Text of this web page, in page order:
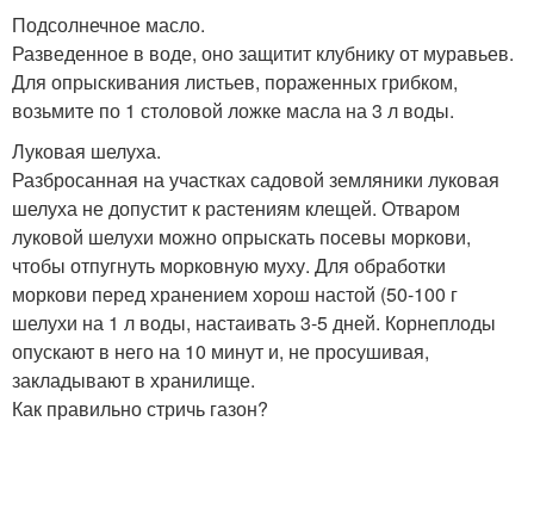
Подсолнечное масло.
Разведенное в воде, оно защитит клубнику от муравьев.
Для опрыскивания листьев, пораженных грибком,
возьмите по 1 столовой ложке масла на 3 л воды.
Луковая шелуха.
Разбросанная на участках садовой земляники луковая
шелуха не допустит к растениям клещей. Отваром
луковой шелухи можно опрыскать посевы моркови,
чтобы отпугнуть морковную муху. Для обработки
моркови перед хранением хорош настой (50-100 г
шелухи на 1 л воды, настаивать 3-5 дней. Корнеплоды
опускают в него на 10 минут и, не просушивая,
закладывают в хранилище.
Как правильно стричь газон?